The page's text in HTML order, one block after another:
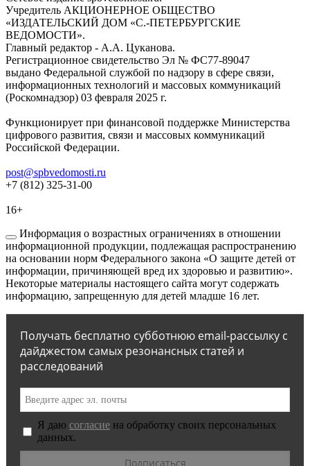
Учредитель АКЦИОНЕРНОЕ ОБЩЕСТВО
«ИЗДАТЕЛЬСКИЙ ДОМ «С.-ПЕТЕРБУРГСКИЕ
ВЕДОМОСТИ».
Главный редактор - А.А. Цуканова.
Регистрационное свидетельство Эл № ФС77-89047
выдано Федеральной службой по надзору в сфере связи,
информационных технологий и массовых коммуникаций
(Роскомнадзор) 03 февраля 2025 г.
Функционирует при финансовой поддержке Министерства
цифрового развития, связи и массовых коммуникаций
Российской Федерации.
post@spbvedomosti.ru
+7 (812) 325-31-00
16+
Информация о возрастных ограничениях в отношении
информационной продукции, подлежащая распространению
на основании норм Федерального закона «О защите детей от
информации, причиняющей вред их здоровью и развитию».
Некоторые материалы настоящего сайта могут содержать
информацию, запрещенную для детей младше 16 лет.
Получать бесплатно субботнюю email-рассылку с
дайджестом самых резонансных статей и
расследований
Я даю согласие на обработку своих персональных
данных.